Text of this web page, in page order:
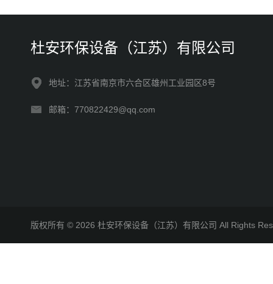
杜安环保设备（江苏）有限公司
地址：江苏省南京市六合区雄州工业园区8号
邮箱：770822429@qq.com
版权所有 © 2026 杜安环保设备（江苏）有限公司 All Rights